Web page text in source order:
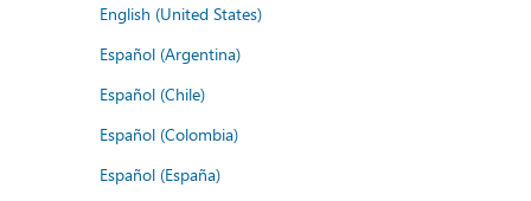
English (United States)
Español (Argentina)
Español (Chile)
Español (Colombia)
Español (España)